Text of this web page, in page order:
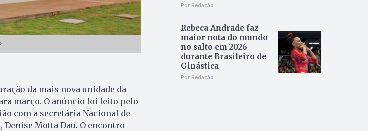
da mais nova unidade da
março. O anúncio foi feito pelo
com a secretária Nacional de
Motta Dau. O encontro
Por Redação
Rebeca Andrade faz
maior nota do mundo
no salto em 2026
durante Brasileiro de
Ginástica
Por Redação